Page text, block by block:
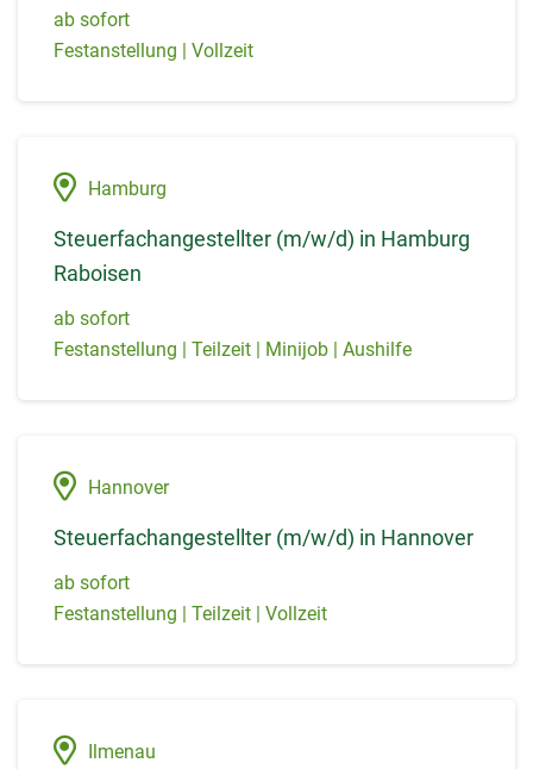
ab sofort
Festanstellung | Vollzeit
Hamburg
Steuerfachangestellter (m/w/d) in Hamburg
Raboisen
ab sofort
Festanstellung | Teilzeit | Minijob | Aushilfe
Hannover
Steuerfachangestellter (m/w/d) in Hannover
ab sofort
Festanstellung | Teilzeit | Vollzeit
Ilmenau